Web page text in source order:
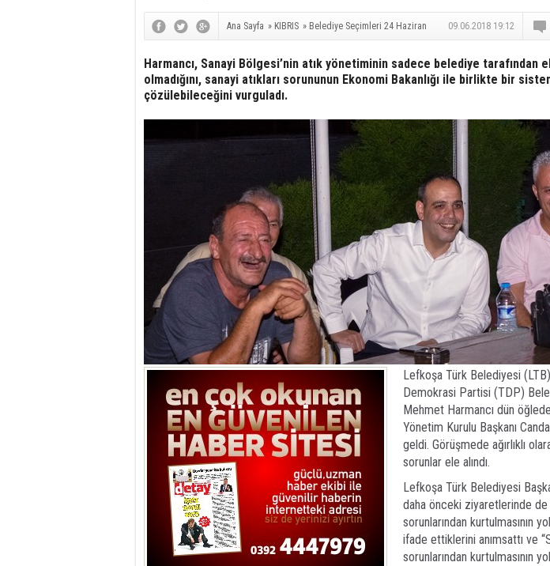
Ana Sayfa » KIBRIS » Belediye Seçimleri 24 Haziran 09.06.2018 19:12
Harmancı, Sanayi Bölgesi’nin atık yönetiminin sadece belediye tarafından
olmadığını, sanayi atıkları sorununun Ekonomi Bakanlığı ile birlikte bir
çözülebileceğini vurguladı.
Lefkoşa Türk Belediyesi
Demokrasi Partisi (TDP)
Mehmet Harmancı dün
Yönetim Kurulu Başkanı
geldi. Görüşmede ağırlıklı
sorunlar ele alındı.
Lefkoşa Türk Belediyesi
daha önceki ziyaretlerinde de
sorunlarından kurtulmasının
ifade ettiklerini anımsattı ve
sorunlarından kurtulmasının